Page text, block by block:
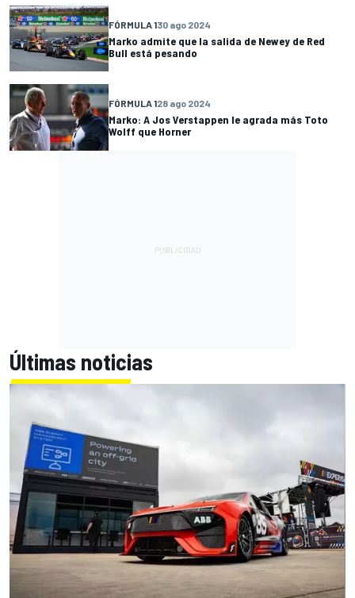
FÓRMULA 130 ago 2024
Marko admite que la salida de Newey de Red
Bull está pesando
FÓRMULA 128 ago 2024
Marko: A Jos Verstappen le agrada más Toto
Wolff que Horner
Últimas noticias